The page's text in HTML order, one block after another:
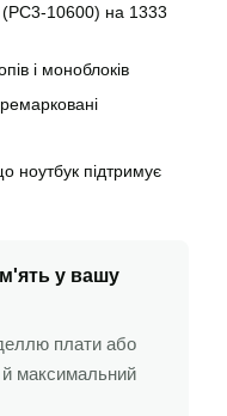
(PC3-10600) на 1333
і моноблоків
ноутбук підтримує
у вашу
плати або
й максимальний